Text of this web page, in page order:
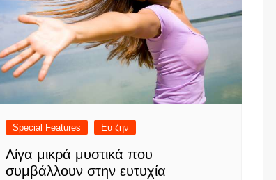
Special Features Ευ ζην
Λίγα μικρά μυστικά που
συμβάλλουν στην ευτυχία